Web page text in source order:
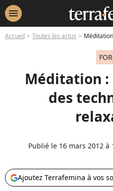
menu
Accueil Toutes les actus Méditation
Méditation
des
Publié le 16 mars 2012 à
Ajoutez Terrafemina à vos